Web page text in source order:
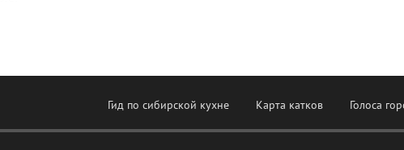
Гид по сибирской кухне Карта катков Голоса